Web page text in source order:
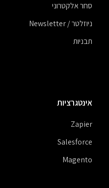
סחר אלקטרוני
ניוזלטר / Newsletter
תבניות
אינטגרציות
Zapier
Salesforce
Magento